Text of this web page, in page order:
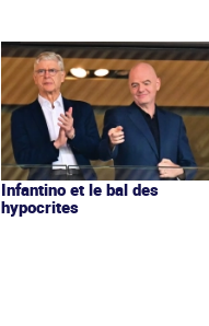
Infantino et le bal des
hypocrites